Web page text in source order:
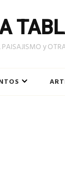
y